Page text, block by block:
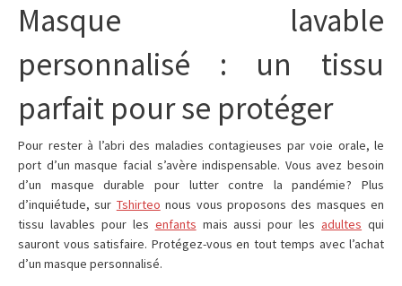
Masque lavable
personnalisé : un tissu
parfait pour se protéger
Pour rester à l’abri des maladies contagieuses par voie orale, le
port d’un masque facial s’avère indispensable. Vous avez besoin
d’un masque durable pour lutter contre la pandémie ? Plus
d’inquiétude, sur Tshirteo nous vous proposons des masques en
tissu lavables pour les enfants mais aussi pour les adultes qui
sauront vous satisfaire. Protégez-vous en tout temps avec l’achat
d’un masque personnalisé.